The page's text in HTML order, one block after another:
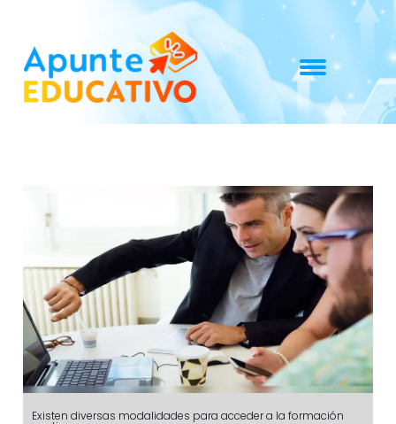
Existen diversas modalidades para acceder a la formación